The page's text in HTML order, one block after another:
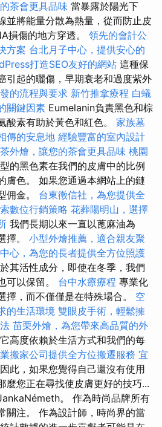
茶會更具品味 當暴露於陽光下
並將能量分散為熱量，從而防止皮
損傷的地方穿透。 領先的會計公
方案 台北月子中心，提供安心的
打造SEO友好的網站 這種保
引起的曬傷，早期衰老和過度紫外
的流程與要求 新竹推拿療程 白蟻
關鍵因素 Eumelanin負責黑色和棕
酸素有助於黃色和紅色。 家族墓
傳的安息地 經驗豐富的室內設計
外燴，讓您的茶會更具品味 桃園
的黑色素在我們的皮膚中的比例
膚色。 如果您通過本網站上的鏈
佣金。 台東徵信社，為您提供全
數位行銷策略 花葬陽明山，選擇
我們長期以來一直以蓖麻油為
擇。 小型外燴推薦，適合親友聚
心，為您的長者提供全方位照護
其活性成分，即使在冬季，我們
可以保留。 台中水療療程 專業化
擇，而不僅僅是在特殊場合。 空
的生活環境 雙眼皮手術，輕鬆擁
苗栗外燴，為您帶來高品質的外
高度依賴於生活方式和我們的每
搬家公司提供全方位搬遷服務 宜
因此，如果您覺得自己還沒有使用
麼您正在尋找使皮膚更好的技巧...
。 作為時尚品牌所有
關注。 作為設計師，時尚界的當